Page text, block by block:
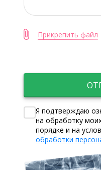
Прикрепить файл
Я подтверждаю
на обработку
порядке и на
обработки